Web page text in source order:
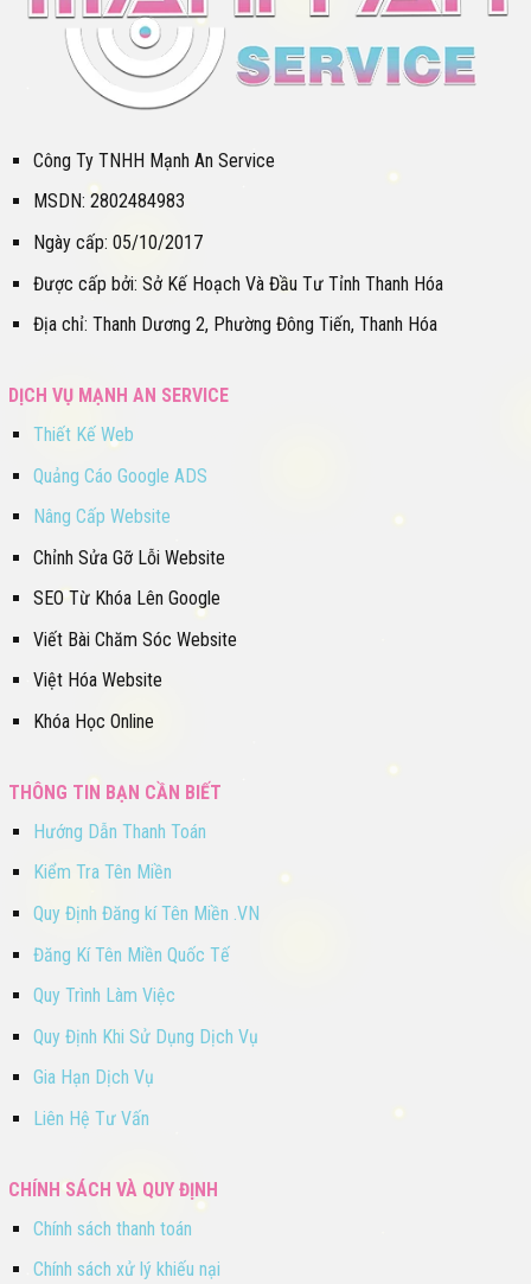
Công Ty TNHH Mạnh An Service
MSDN: 2802484983
Ngày cấp: 05/10/2017
Được cấp bởi: Sở Kế Hoạch Và Đầu Tư Tỉnh Thanh Hóa
Địa chỉ: Thanh Dương 2, Phường Đông Tiến, Thanh Hóa
DỊCH VỤ MẠNH AN SERVICE
Thiết Kế Web
Quảng Cáo Google ADS
Nâng Cấp Website
Chỉnh Sửa Gỡ Lỗi Website
SEO Từ Khóa Lên Google
Viết Bài Chăm Sóc Website
Việt Hóa Website
Khóa Học Online
THÔNG TIN BẠN CẦN BIẾT
Hướng Dẫn Thanh Toán
Kiểm Tra Tên Miền
Quy Định Đăng kí Tên Miền .VN
Đăng Kí Tên Miền Quốc Tế
Quy Trình Làm Việc
Quy Định Khi Sử Dụng Dịch Vụ
Gia Hạn Dịch Vụ
Liên Hệ Tư Vấn
CHÍNH SÁCH VÀ QUY ĐỊNH
Chính sách thanh toán
Chính sách xử lý khiếu nại